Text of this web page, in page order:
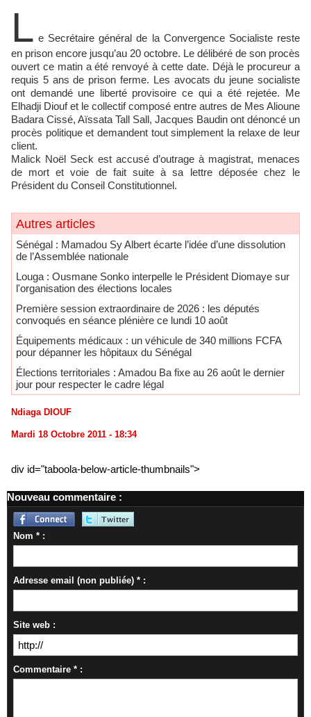
L e Secrétaire général de la Convergence Socialiste reste
en prison encore jusqu’au 20 octobre. Le délibéré de son procès
ouvert ce matin a été renvoyé à cette date. Déjà le procureur a
requis 5 ans de prison ferme. Les avocats du jeune socialiste
ont demandé une liberté provisoire ce qui a été rejetée. Me
Elhadji Diouf et le collectif composé entre autres de Mes Alioune
Badara Cissé, Aïssata Tall Sall, Jacques Baudin ont dénoncé un
procès politique et demandent tout simplement la relaxe de leur
client.
Malick Noël Seck est accusé d’outrage à magistrat, menaces
de mort et voie de fait suite à sa lettre déposée chez le
Président du Conseil Constitutionnel.
Autres articles
Sénégal : Mamadou Sy Albert écarte l’idée d’une dissolution
de l’Assemblée nationale
Louga : Ousmane Sonko interpelle le Président Diomaye sur
l'organisation des élections locales
Première session extraordinaire de 2026 : les députés
convoqués en séance plénière ce lundi 10 août
Équipements médicaux : un véhicule de 340 millions FCFA
pour dépanner les hôpitaux du Sénégal
Élections territoriales : Amadou Ba fixe au 26 août le dernier
jour pour respecter le cadre légal
Ndiaga DIOUF
Mardi 18 Octobre 2011 - 18:34
div id="taboola-below-article-thumbnails">
Nouveau commentaire :
Nom * :
Adresse email (non publiée) * :
Site web :
Commentaire * :